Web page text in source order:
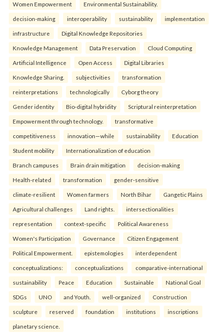
Women Empowerment Environmental Sustainability.
decision-making interoperability sustainability implementation
infrastructure Digital Knowledge Repositories
Knowledge Management Data Preservation Cloud Computing
Artificial Intelligence Open Access Digital Libraries
Knowledge Sharing. subjectivities transformation
reinterpreta⁠tions tec⁠hnologically Cyborg theory
Gender identity Bio-digital hybridity Scriptural reinterpretation
Empowerment through technology. transformative
competitiveness innovation—while sustainability Education
Student mobility Internationalization of education
Branch campuses Brain drain mitigation decision-making
Health-related transformation gender-sensitive
climate-resilient Women farmers North Bihar Gangetic Plains
Agricultural challenges Land rights. intersectionalities
representation context-specific Political Awareness
Women's Participation Governance Citizen Engagement
Political Empowerment. epistemologies interdependent
conceptualizations: conceptualizations comparative-international
sustainability Peace Education Sustainable National Goal
SDGs UNO and Youth. well-organized Construction
sculpture reserved foundation institutions inscriptions
planetary science.